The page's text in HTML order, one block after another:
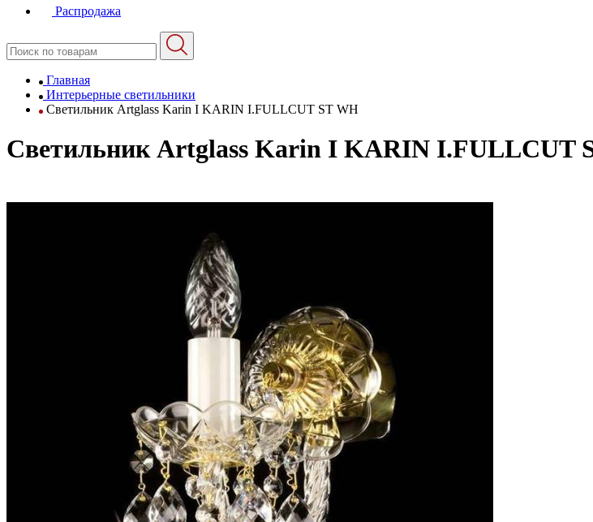
Распродажа
Главная
Интерьерные светильники
Светильник Artglass Karin I KARIN I.FULLCUT ST WH
Светильник Artglass Karin I KARIN I.FULLCUT